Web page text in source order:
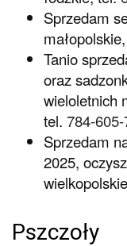
Sprzedam
Tanio
oraz
wieloletnich
tel. 784-
Sprzedam
2025,
Pszczoły